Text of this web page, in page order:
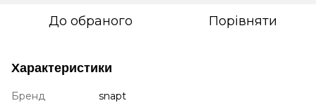
До обраного Порівняти
Характеристики
Бренд
snapt